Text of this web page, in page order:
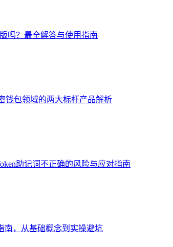
吗？最全解答与使用指南
钱包领域的两大标杆产品解析
助记词不正确的风险与应对指南
南，从基础概念到实操避坑